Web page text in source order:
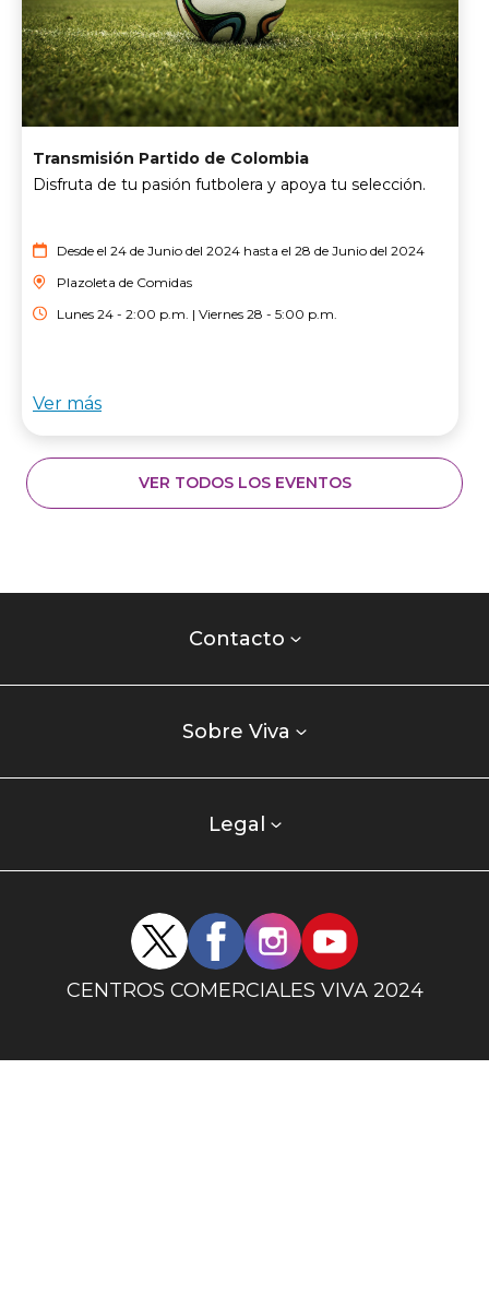
Transmisión Partido de Colombia
Disfruta de tu pasión futbolera y apoya tu selección.
Desde el 24 de Junio del 2024 hasta el 28 de Junio del 2024
Plazoleta de Comidas
Lunes 24 - 2:00 p.m. | Viernes 28 - 5:00 p.m.
Ver más
VER TODOS LOS EVENTOS
Contacto
Sobre Viva
Legal
centroCENTROS COMERCIALES VIVA 2024